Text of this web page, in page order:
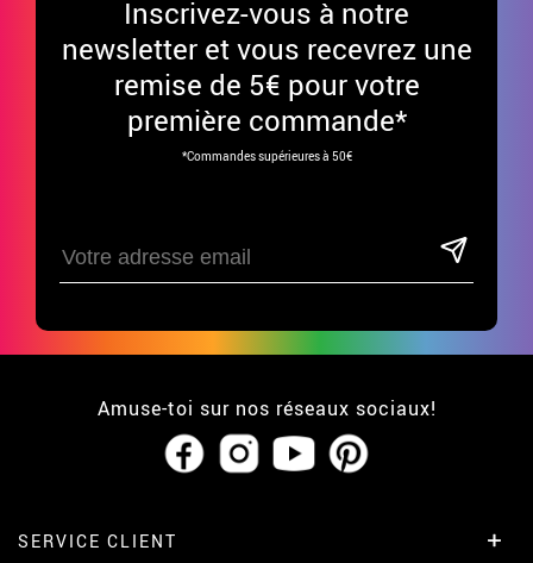
Inscrivez-vous à notre
newsletter et vous recevrez une
remise de 5€ pour votre
première commande*
*Commandes supérieures à 50€
Amuse-toi sur nos réseaux sociaux!
SERVICE CLIENT